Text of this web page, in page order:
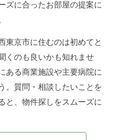
ズに合ったお部屋の提案に
東京市に住むのは初めてと
くのも良いかも知れませ
ある商業施設や主要病院に
。質問・相談したいことを
と、物件探しをスムーズに